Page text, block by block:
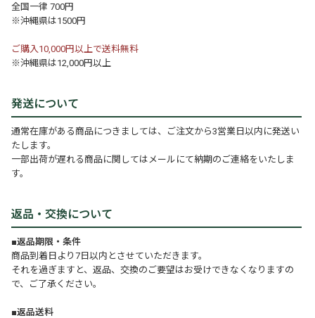
全国一律 700円
※沖縄県は1500円
ご購入10,000円以上で送料無料
※沖縄県は12,000円以上
発送について
通常在庫がある商品につきましては、ご注文から3営業日以内に発送い
たします。
一部出荷が遅れる商品に関してはメールにて納期のご連絡をいたしま
す。
返品・交換について
■返品期限・条件
商品到着日より7日以内とさせていただきます。
それを過ぎますと、返品、交換のご要望はお受けできなくなりますの
で、ご了承ください。
■返品送料